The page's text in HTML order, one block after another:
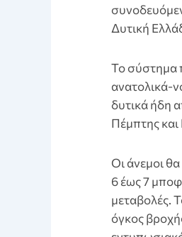
Δυτική
Το σύστημα
ανατολικά-
δυτικά ήδη
Πέμπτης
Οι άνεμοι
6 έως 7
μεταβολές.
όγκος